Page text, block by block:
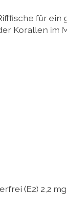
für
Korallen im
(E2) 2,2